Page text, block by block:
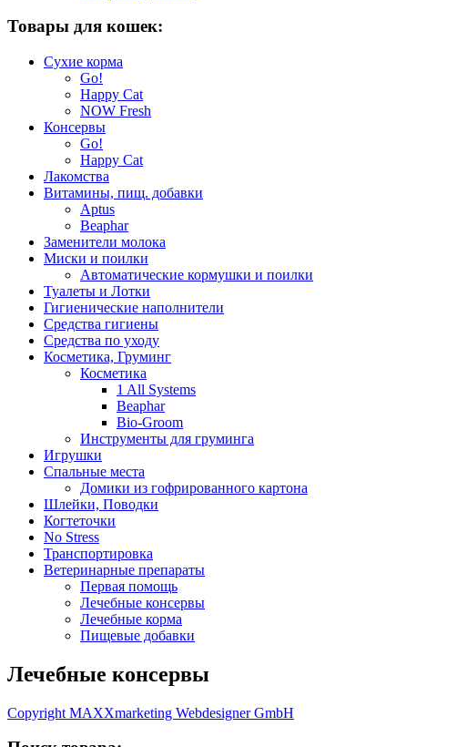
Товары для кошек:
Сухие корма
Go!
Happy Cat
NOW Fresh
Консервы
Go!
Happy Cat
Лакомства
Витамины, пищ. добавки
Aptus
Beaphar
Заменители молока
Миски и поилки
Автоматические кормушки и поилки
Туалеты и Лотки
Гигиенические наполнители
Средства гигиены
Средства по уходу
Косметика, Груминг
Косметика
1 All Systems
Beaphar
Bio-Groom
Инструменты для груминга
Игрушки
Спальные места
Домики из гофрированного картона
Шлейки, Поводки
Когтеточки
No Stress
Транспортировка
Ветеринарные препараты
Первая помощь
Лечебные консервы
Лечебные корма
Пищевые добавки
Лечебные консервы
Copyright MAXXmarketing Webdesigner GmbH